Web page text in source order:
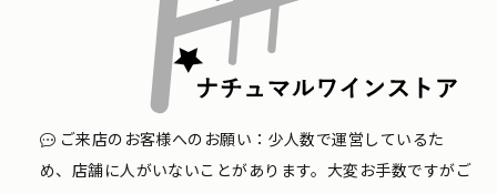
ご来店のお客様へのお願い：少人数で運営しているた
め、店舗に人がいないことがあります。大変お手数ですがご